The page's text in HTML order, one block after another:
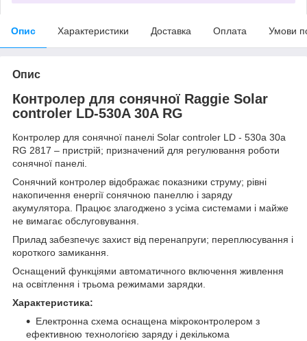
Опис Характеристики Доставка Оплата Умови
Опис
Контролер для сонячної Raggie Solar
controler LD-530A 30A RG
Контролер для сонячної панелі Solar controler LD - 530a 30a
RG 2817 – пристрій; призначений для регулювання роботи
сонячної панелі.
Сонячний контролер відображає показники струму; рівні
накопичення енергії сонячною панеллю і заряду
акумулятора. Працює злагоджено з усіма системами і майже
не вимагає обслуговування.
Прилад забезпечує захист від перенапруги; переплюсування і
короткого замикання.
Оснащений функціями автоматичного включення живлення
на освітлення і трьома режимами зарядки.
Характеристика:
Електронна схема оснащена мікроконтролером з
ефективною технологією заряду і декількома